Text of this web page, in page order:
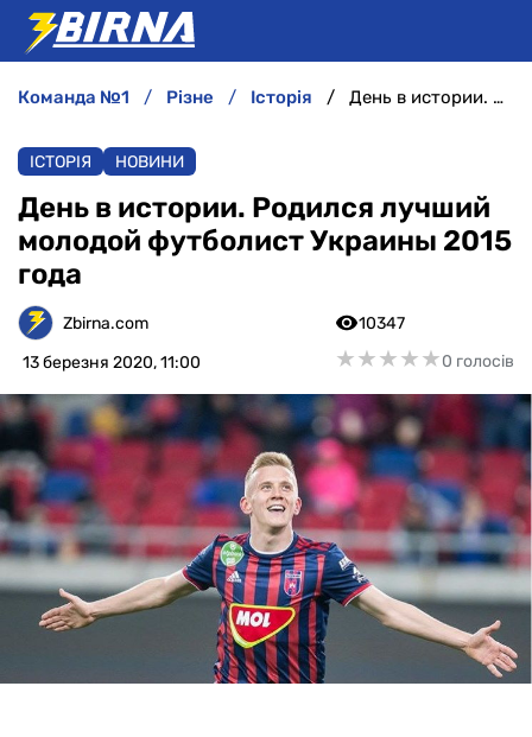
АНАЛІТИКА
ІНТЕРВ'Ю
РІЗНЕ
БУКМЕКЕРИ
команда №1 різне історія День в истории. Родился лучший молодой футболист Украины 2015 года
ІСТОРІЯ НОВИНИ
День в истории. Родился лучший
молодой футболист Украины 2015
года
Zbirna.com
13 березня 2020, 11:00
10347
★★★★★
★★★★★0 голосів